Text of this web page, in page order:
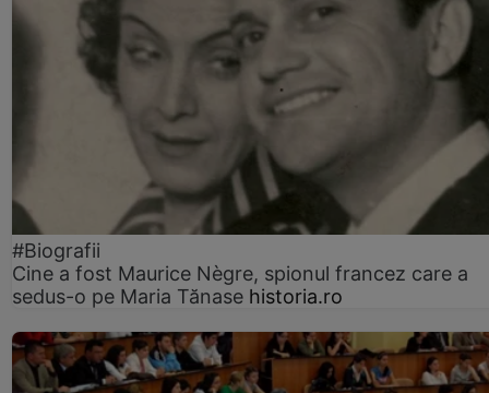
#Biografii
Cine a fost Maurice Nègre, spionul francez care a
sedus-o pe Maria Tănase historia.ro